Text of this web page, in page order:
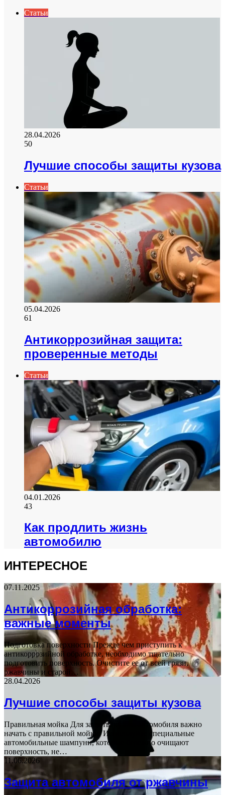
Статьи
28.04.2026
50
Лучшие способы защиты кузова
Статьи
05.04.2026
61
Антикоррозийная защита:
проверенные методы
Статьи
04.01.2026
43
Как продлить жизнь
автомобилю
ИНТЕРЕСНОЕ
07.11.2025
Антикоррозийная обработка:
важные моменты
Подготовка поверхности Прежде чем приступить к
антикоррозийной обработке, необходимо тщательно
подготовить поверхность. Очистите ее от всей грязи,
ржавчины и старой…
28.04.2026
Лучшие способы защиты кузова
Правильная мойка Для защиты кузова автомобиля важно
начать с правильной мойки. Используйте специальные
автомобильные шампуни, которые бережно очищают
поверхность, не…
11.06.2026
Защита автомобиля от ржавчины